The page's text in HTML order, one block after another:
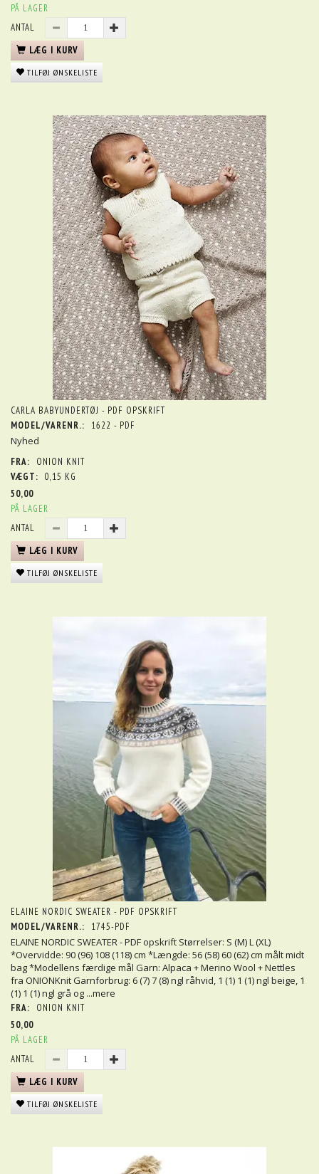
PÅ LAGER
ANTAL
LÆG I KURV
TILFØJ ØNSKELISTE
CARLA BABYUNDERTØJ - PDF OPSKRIFT
MODEL/VARENR.:
1622 - PDF
Nyhed
FRA:
ONION KNIT
VÆGT: 0,15 KG
50,00
PÅ LAGER
ANTAL
LÆG I KURV
TILFØJ ØNSKELISTE
ELAINE NORDIC SWEATER - PDF OPSKRIFT
MODEL/VARENR.:
1745-PDF
ELAINE NORDIC SWEATER - PDF opskrift Størrelser: S (M) L (XL)
*Overvidde: 90 (96) 108 (118) cm *Længde: 56 (58) 60 (62) cm målt midt
bag *Modellens færdige mål Garn: Alpaca + Merino Wool + Nettles
fra ONIONKnit Garnforbrug: 6 (7) 7 (8) ngl råhvid, 1 (1) 1 (1) ngl beige, 1
(1) 1 (1) ngl grå og ...mere
FRA:
ONION KNIT
50,00
PÅ LAGER
ANTAL
LÆG I KURV
TILFØJ ØNSKELISTE